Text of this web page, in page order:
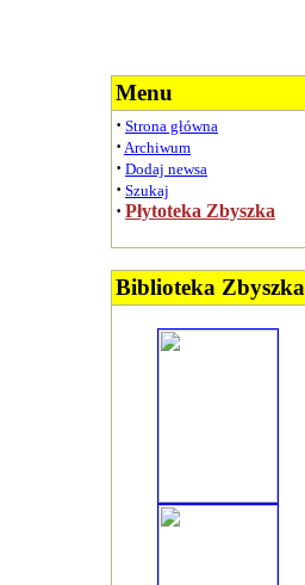
Menu
· Strona główna
· Archiwum
· Dodaj newsa
· Szukaj
· Płytoteka Zbyszka
Biblioteka Zbyszka